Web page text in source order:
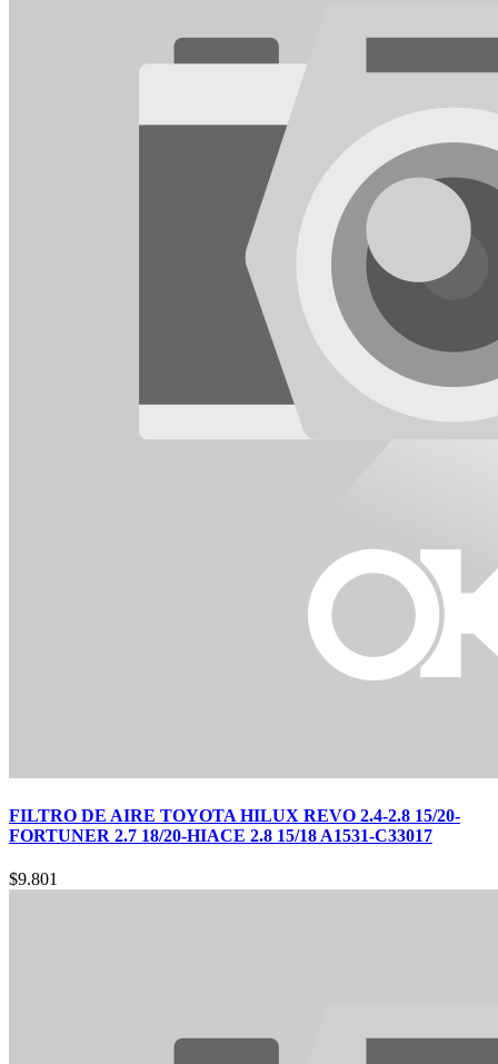
FILTRO DE AIRE TOYOTA HILUX REVO 2.4-2.8 15/20-
FORTUNER 2.7 18/20-HIACE 2.8 15/18 A1531-C33017
$9.801